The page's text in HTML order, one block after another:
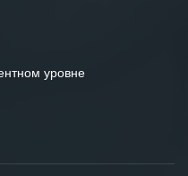
уровне